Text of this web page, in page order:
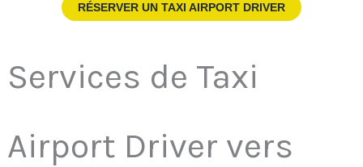
RÉSERVER UN TAXI AIRPORT DRIVER
Services de Taxi
Airport Driver vers